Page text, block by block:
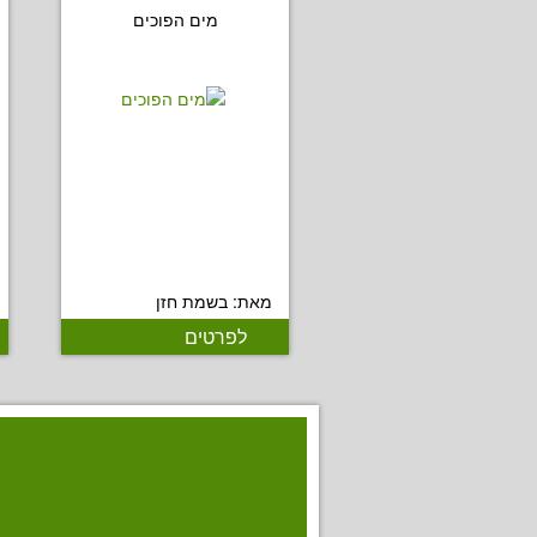
מים הפוכים
מאת: בשמת חזן
לפרטים